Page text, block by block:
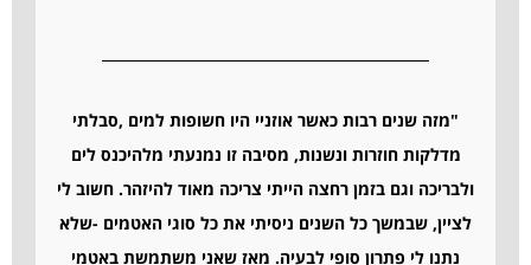
"מזה שנים רבות כאשר אוזניי היו חשופות למים ,סבלתי
מדלקות חוזרות ונשנות, מסיבה זו נמנעתי מלהיכנס לים
ולבריכה וגם בזמן רחצה הייתי צריכה מאוד להיזהר. חשוב לי
לציין, שבמשך כל השנים ניסיתי את כל סוגי האטמים -שלא
נתנו לי פתרון סופי לבעיה. מאז שאני משתמשת באטמי